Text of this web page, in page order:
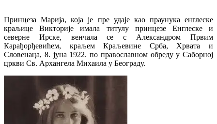
Принцеза Марија, која је пре удаје као праунука енглеске
краљице Викторије имала титулу принцезе Енглеске и
северне Ирске, венчала се с Александром Првим
Карађорђевићем, краљем Краљевине Срба, Хрвата и
Словенаца, 8. јуна 1922. по православном обреду у Саборној
цркви Св. Архангела Михаила у Београду.